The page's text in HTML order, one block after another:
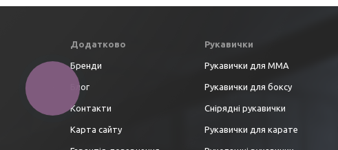
Додатково
Бренди
Блог
Контакти
Карта сайту
Рукавички
Рукавички для ММА
Рукавички для боксу
Снірядні рукавички
Рукавички для карате